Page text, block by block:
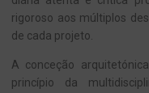
rigoroso aos múltiplos
de cada projeto.
A conceção
princípio da